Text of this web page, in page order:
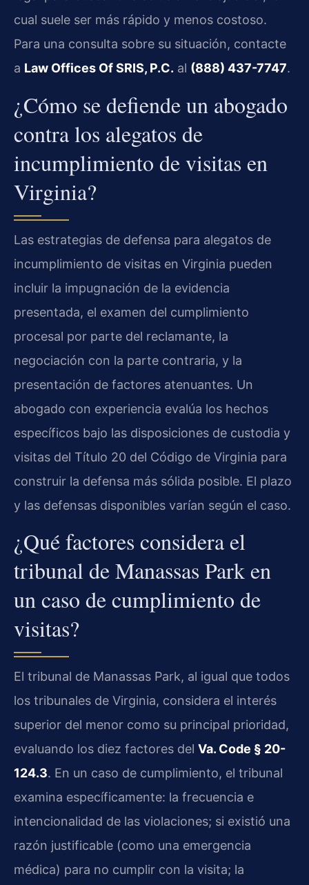
cual suele ser más rápido y menos costoso.
Para una consulta sobre su situación, contacte
a Law Offices Of SRIS, P.C. al (888) 437-7747.
¿Cómo se defiende un abogado
contra los alegatos de
incumplimiento de visitas en
Virginia?
Las estrategias de defensa para alegatos de
incumplimiento de visitas en Virginia pueden
incluir la impugnación de la evidencia
presentada, el examen del cumplimiento
procesal por parte del reclamante, la
negociación con la parte contraria, y la
presentación de factores atenuantes. Un
abogado con experiencia evalúa los hechos
específicos bajo las disposiciones de custodia y
visitas del Título 20 del Código de Virginia para
construir la defensa más sólida posible. El plazo
y las defensas disponibles varían según el caso.
¿Qué factores considera el
tribunal de Manassas Park en
un caso de cumplimiento de
visitas?
El tribunal de Manassas Park, al igual que todos
los tribunales de Virginia, considera el interés
superior del menor como su principal prioridad,
evaluando los diez factores del Va. Code § 20-
124.3. En un caso de cumplimiento, el tribunal
examina específicamente: la frecuencia e
intencionalidad de las violaciones; si existió una
razón justificable (como una emergencia
médica) para no cumplir con la visita; la